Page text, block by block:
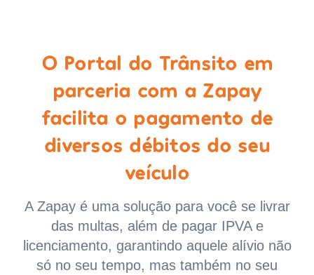
O Portal do Trânsito em
parceria com a Zapay
facilita o pagamento de
diversos débitos do seu
veículo
A Zapay é uma solução para você se livrar
das multas, além de pagar IPVA e
licenciamento, garantindo aquele alívio não
só no seu tempo, mas também no seu